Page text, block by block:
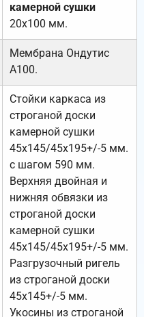
камерной сушки
20х100 мм.
Мембрана Ондутис
А100.
Стойки каркаса из
строганой доски
камерной сушки
45х145/45х195+/-5 мм.
с шагом 590 мм.
Верхняя двойная и
нижняя обвязки из
строганой доски
камерной сушки
45х145/45х195+/-5 мм.
Разгрузочный ригель
из строганой доски
45х145+/-5 мм.
Укосины из строганой